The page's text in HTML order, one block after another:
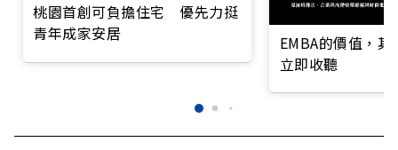
桃園首創可負擔住宅 優先力挺
青年成家安居
EMBA的價值，
立即收聽